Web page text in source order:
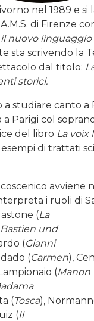
nel 1989 e si
di Firenze
il nuovo
sta scrivendo la
dal titolo:
storici.
a studiare canto a
Parigi col
del libro La voix
esempi di trattati
avviene
i ruoli di
(La
Bastien und
(Gianni
(Carmen),
(Manon
(Tosca),
(Il